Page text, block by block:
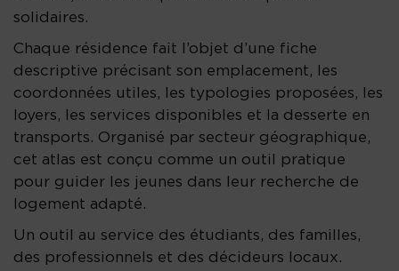
solidaires.
Chaque résidence fait l’objet d’une fiche
descriptive précisant son emplacement, les
coordonnées utiles, les typologies proposées, les
loyers, les services disponibles et la desserte en
transports. Organisé par secteur géographique,
cet atlas est conçu comme un outil pratique
pour guider les jeunes dans leur recherche de
logement adapté.
Un outil au service des étudiants, des familles,
des professionnels et des décideurs locaux.